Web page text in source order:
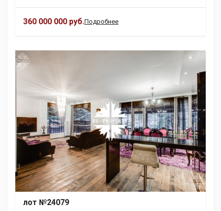
360 000 000 руб.Подробнее
лот №24079